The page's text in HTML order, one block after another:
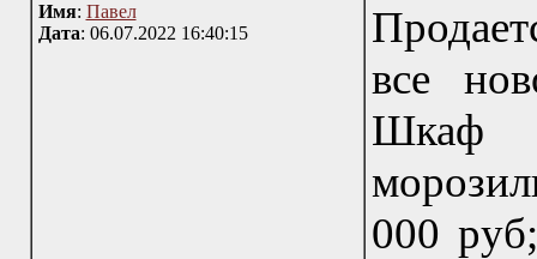
Имя: Павел
Дата: 06.07.2022 16:40:15
все
Шкаф
000